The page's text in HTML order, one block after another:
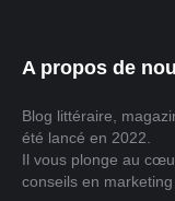
A propos de
Blog littéraire,
été lancé en 2022.
Il vous plonge au
conseils en marketing